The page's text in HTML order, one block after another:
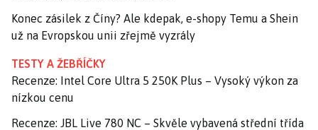
Konec zásilek z Číny? Ale kdepak, e-shopy Temu a Shein
už na Evropskou unii zřejmě vyzrály
TESTY A ŽEBŘÍČKY
Recenze: Intel Core Ultra 5 250K Plus – Vysoký výkon za
nízkou cenu
Recenze: JBL Live 780 NC – Skvěle vybavená střední třída